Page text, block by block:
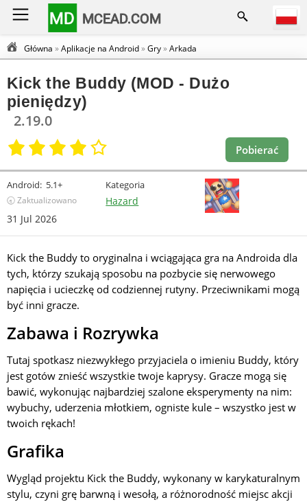
MD MCEAD.COM
Główna »Aplikacje na Android»Gry»Arkada
Kick the Buddy (MOD - Dużo
pieniędzy)
2.19.0
Pobierać
Android: 5.1+
🕣 Zaktualizowano
31 Jul 2026
Kategoria
Hazard
Kick the Buddy to oryginalna i wciągająca gra na Androida dla
tych, którzy szukają sposobu na pozbycie się nerwowego
napięcia i ucieczkę od codziennej rutyny. Przeciwnikami mogą
być inni gracze.
Zabawa i Rozrywka
Tutaj spotkasz niezwykłego przyjaciela o imieniu Buddy, który
jest gotów znieść wszystkie twoje kaprysy. Gracze mogą się
bawić, wykonując najbardziej szalone eksperymenty na nim:
wybuchy, uderzenia młotkiem, ogniste kule – wszystko jest w
twoich rękach!
Grafika
Wygląd projektu Kick the Buddy, wykonany w karykaturalnym
stylu, czyni grę barwną i wesołą, a różnorodność miejsc akcji